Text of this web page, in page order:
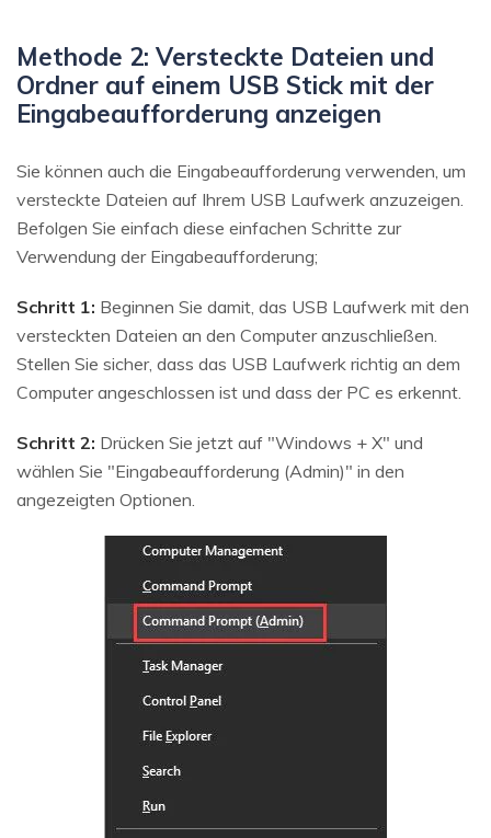
Methode 2: Versteckte Dateien und
Ordner auf einem USB Stick mit der
Eingabeaufforderung anzeigen
Sie können auch die Eingabeaufforderung verwenden, um
versteckte Dateien auf Ihrem USB Laufwerk anzuzeigen.
Befolgen Sie einfach diese einfachen Schritte zur
Verwendung der Eingabeaufforderung;
Schritt 1: Beginnen Sie damit, das USB Laufwerk mit den
versteckten Dateien an den Computer anzuschließen.
Stellen Sie sicher, dass das USB Laufwerk richtig an dem
Computer angeschlossen ist und dass der PC es erkennt.
Schritt 2: Drücken Sie jetzt auf "Windows + X" und
wählen Sie "Eingabeaufforderung (Admin)" in den
angezeigten Optionen.